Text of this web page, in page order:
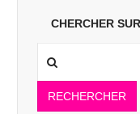
CHERCHER
RECHERCHER